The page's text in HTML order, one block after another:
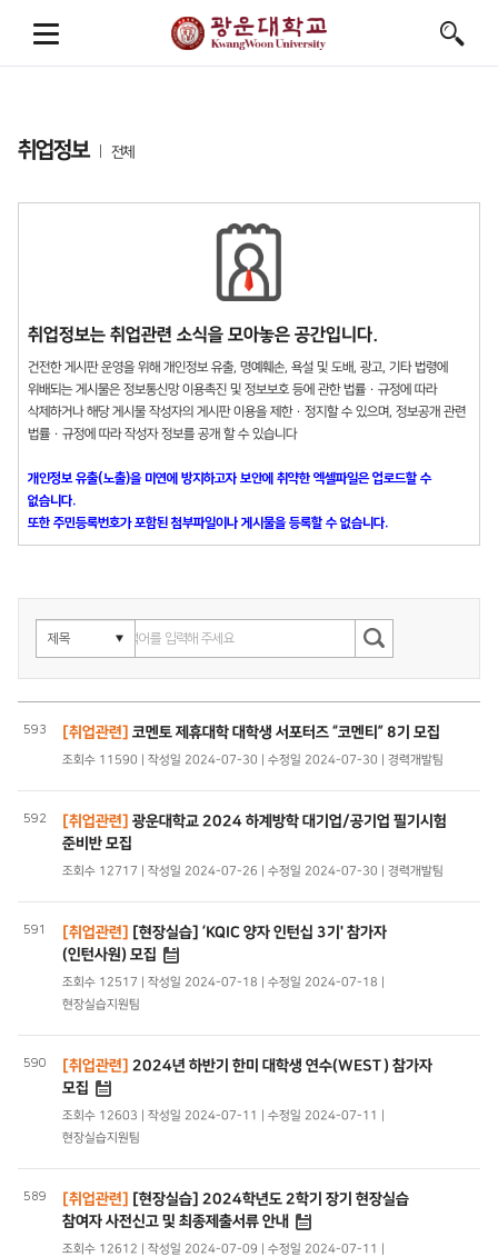
취업정보 전체
취업정보는 취업관련 소식을 모아놓은 공간입니다.
건전한 게시판 운영을 위해 개인정보 유출, 명예훼손, 욕설 및 도배, 광고, 기타 법령에
위배되는 게시물은 정보통신망 이용촉진 및 정보보호 등에 관한 법률 · 규정에 따라
삭제하거나 해당 게시물 작성자의 게시판 이용을 제한 · 정지할 수 있으며, 정보공개 관련
법률 · 규정에 따라 작성자 정보를 공개 할 수 있습니다
개인정보 유출(노출)을 미연에 방지하고자 보안에 취약한 엑셀파일은 업로드할 수
없습니다.
또한 주민등록번호가 포함된 첨부파일이나 게시물을 등록할 수 없습니다.
593 [취업관련] 코멘토 제휴대학 대학생 서포터즈 “코멘티” 8기 모집
조회수 11590 | 작성일 2024-07-30 | 수정일 2024-07-30 | 경력개발팀
592 [취업관련] 광운대학교 2024 하계방학 대기업/공기업 필기시험
준비반 모집
조회수 12717 | 작성일 2024-07-26 | 수정일 2024-07-30 | 경력개발팀
591 [취업관련] [현장실습] ‘KQIC 양자 인턴십 3기' 참가자
(인턴사원) 모집
조회수 12517 | 작성일 2024-07-18 | 수정일 2024-07-18 |
현장실습지원팀
590 [취업관련] 2024년 하반기 한미 대학생 연수(WEST) 참가자
모집
조회수 12603 | 작성일 2024-07-11 | 수정일 2024-07-11 |
현장실습지원팀
589 [취업관련] [현장실습] 2024학년도 2학기 장기 현장실습
참여자 사전신고 및 최종제출서류 안내
조회수 12612 | 작성일 2024-07-09 | 수정일 2024-07-11 |